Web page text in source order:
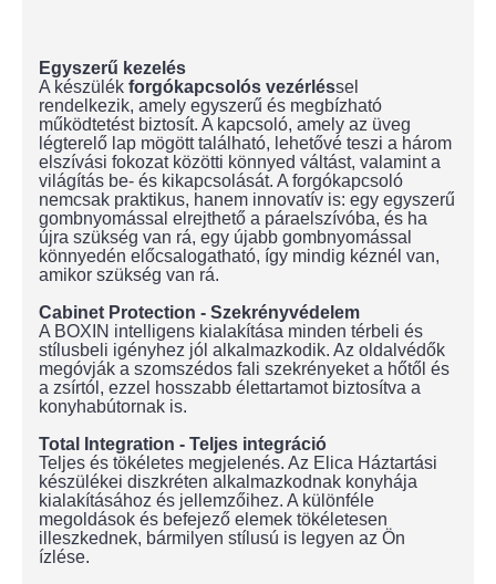
Egyszerű kezelés
A készülék forgókapcsolós vezérléssel
rendelkezik, amely egyszerű és megbízható
működtetést biztosít. A kapcsoló, amely az üveg
légterelő lap mögött található, lehetővé teszi a három
elszívási fokozat közötti könnyed váltást, valamint a
világítás be- és kikapcsolását. A forgókapcsoló
nemcsak praktikus, hanem innovatív is: egy egyszerű
gombnyomással elrejthető a páraelszívóba, és ha
újra szükség van rá, egy újabb gombnyomással
könnyedén előcsalogatható, így mindig kéznél van,
amikor szükség van rá.
Cabinet Protection - Szekrényvédelem
A BOXIN intelligens kialakítása minden térbeli és
stílusbeli igényhez jól alkalmazkodik. Az oldalvédők
megóvják a szomszédos fali szekrényeket a hőtől és
a zsírtól, ezzel hosszabb élettartamot biztosítva a
konyhabútornak is.
Total Integration - Teljes integráció
Teljes és tökéletes megjelenés. Az Elica Háztartási
készülékei diszkréten alkalmazkodnak konyhája
kialakításához és jellemzőihez. A különféle
megoldások és befejező elemek tökéletesen
illeszkednek, bármilyen stílusú is legyen az Ön
ízlése.